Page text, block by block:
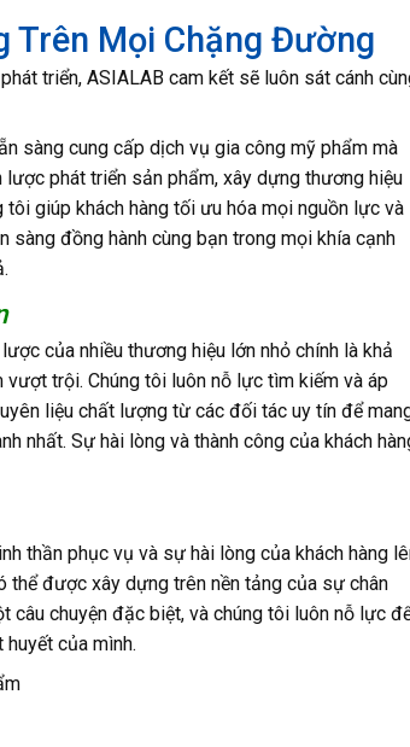
Trên Mọi Chặng Đường
triển, ASIALAB cam kết sẽ luôn sát cánh
sàng cung cấp dịch vụ gia công mỹ phẩm mà
phát triển sản phẩm, xây dựng thương hiệu
giúp khách hàng tối ưu hóa mọi nguồn lực và
sàng đồng hành cùng bạn trong mọi khía cạnh
của nhiều thương hiệu lớn nhỏ chính là khả
trội. Chúng tôi luôn nỗ lực tìm kiếm và áp
liệu chất lượng từ các đối tác uy tín để
nhất. Sự hài lòng và thành công của khách
thần phục vụ và sự hài lòng của khách hàng
thể được xây dựng trên nền tảng của sự chân
câu chuyện đặc biệt, và chúng tôi luôn nỗ lực
của mình.